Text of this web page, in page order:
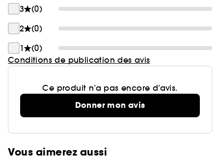
3
(0)
2
(0)
1
(0)
Conditions de publication des avis
Ce produit n’a pas encore d’avis.
Donner mon avis
Vous aimerez aussi